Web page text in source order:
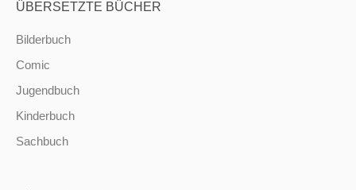
ÜBERSETZTE BÜCHER
Bilderbuch
Comic
Jugendbuch
Kinderbuch
Sachbuch